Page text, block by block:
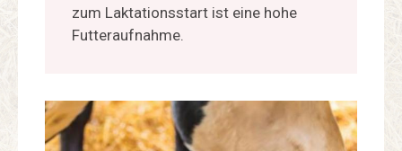
zum Laktationsstart ist eine hohe
Futteraufnahme.